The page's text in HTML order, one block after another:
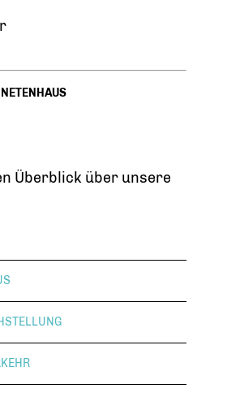
Überblick über unsere